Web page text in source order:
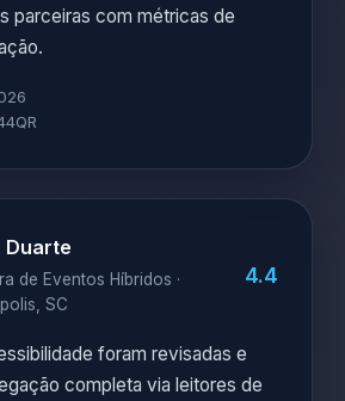
parceiras com métricas de
Duarte
de Eventos Híbridos ·
SC
4.4
foram revisadas e
completa via leitores de